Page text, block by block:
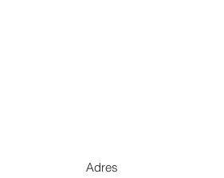
Adres